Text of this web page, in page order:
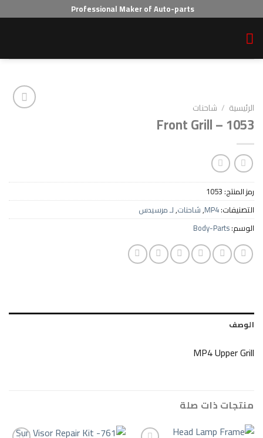
Professional Maker of Auto-parts
شاحنات
Front
,شاحنات,لـ مرسيدس
Body-
MP4
صلة